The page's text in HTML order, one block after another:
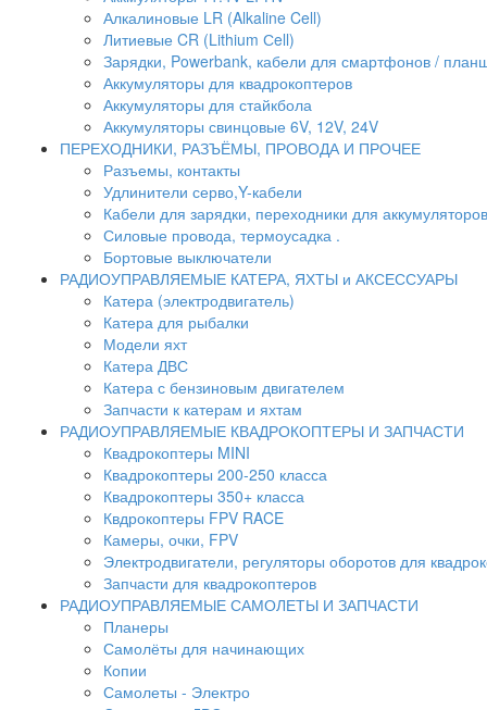
Алкалиновые LR (Alkaline Cell)
Литиевые CR (Lithium Сell)
Зарядки, Powerbank, кабели для смартфонов /
Аккумуляторы для квадрокоптеров
Аккумуляторы для стайкбола
Аккумуляторы свинцовые 6V, 12V, 24V
ПЕРЕХОДНИКИ, РАЗЪЁМЫ, ПРОВОДА И ПРОЧЕЕ
Разъемы, контакты
Удлинители серво,Y-кабели
Кабели для зарядки, переходники для аккумуляторов
Силовые провода, термоусадка .
Бортовые выключатели
РАДИОУПРАВЛЯЕМЫЕ КАТЕРА, ЯХТЫ и АКСЕССУАРЫ
Катера (электродвигатель)
Катера для рыбалки
Модели яхт
Катера ДВС
Катера с бензиновым двигателем
Запчасти к катерам и яхтам
РАДИОУПРАВЛЯЕМЫЕ КВАДРОКОПТЕРЫ И ЗАПЧАСТИ
Квадрокоптеры MINI
Квадрокоптеры 200-250 класса
Квадрокоптеры 350+ класса
Квдрокоптеры FPV RACE
Камеры, очки, FPV
Электродвигатели, регуляторы оборотов для
Запчасти для квадрокоптеров
РАДИОУПРАВЛЯЕМЫЕ САМОЛЕТЫ И ЗАПЧАСТИ
Планеры
Самолёты для начинающих
Копии
Самолеты - Электро